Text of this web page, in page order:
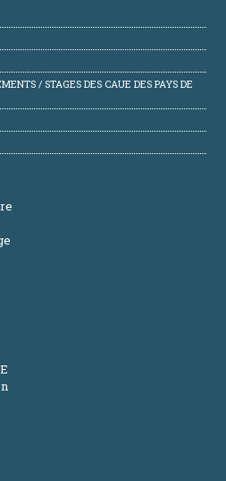
/ STAGES DES CAUE DES PAYS DE